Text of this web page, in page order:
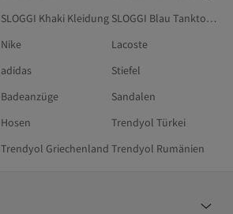
SLOGGI Khaki Kleidung
SLOGGI Blau Tanktops & Bodys
Nike
Lacoste
adidas
Stiefel
Badeanzüge
Sandalen
Hosen
Trendyol Türkei
Trendyol Griechenland Trendyol Rumänien